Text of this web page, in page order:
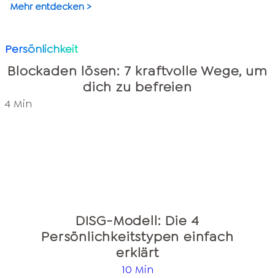
Mehr entdecken >
Persönlichkeit
Blockaden lösen: 7 kraftvolle Wege, um
dich zu befreien
4 Min
DISG-Modell: Die 4
Persönlichkeitstypen einfach
erklärt
10 Min